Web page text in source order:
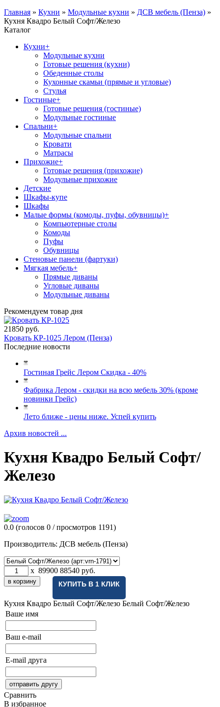
Главная » Кухни » Модульные кухни » ДСВ мебель (Пенза) »
Кухня Квадро Белый Софт/Железо
Каталог
Кухни+
Модульные кухни
Готовые решения (кухни)
Обеденные столы
Кухонные скамьи (прямые и угловые)
Стулья
Гостиные+
Готовые решения (гостиные)
Модульные гостиные
Спальни+
Модульные спальни
Кровати
Матрасы
Прихожие+
Готовые решения (прихожие)
Модульные прихожие
Детские
Шкафы-купе
Шкафы
Малые формы (комоды, пуфы, обувницы)+
Компьютерные столы
Комоды
Пуфы
Обувницы
Стеновые панели (фартуки)
Мягкая мебель+
Прямые диваны
Угловые диваны
Модульные диваны
Рекомендуем товар дня
21850 руб.
Кровать КР-1025 Лером (Пенза)
Последние новости
Гостиная Грейс Лером Скидка - 40%
Фабрика Лером - скидки на всю мебель 30% (кроме
новинки Грейс)
Лето ближе - цены ниже. Успей купить
Архив новостей ...
Кухня Квадро Белый Софт/
Железо
0.0 (голосов 0 / просмотров 1191)
Производитель: ДСВ мебель (Пенза)
x 89900 88540 руб.
КУПИТЬ В 1 КЛИК
Кухня Квадро Белый Софт/Железо Белый Софт/Железо
Ваше имя
Ваш e-mail
E-mail друга
Сравнить
В избранное